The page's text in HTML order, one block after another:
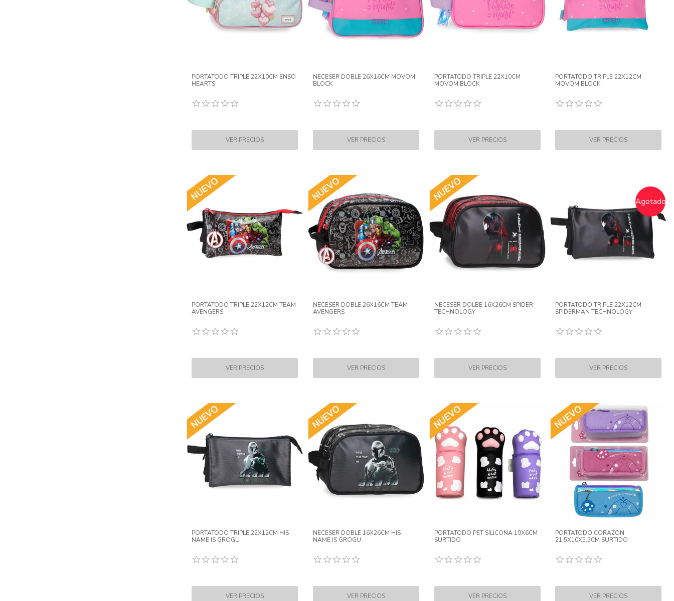
PORTATODO TRIPLE 22X10CM ENSO
HEARTS
NECESER DOBLE 26X16CM MOVOM
BLOCK
PORTATODO TRIPLE 22X10CM
MOVOM BLOCK
PORTATODO TRIPLE 22X12CM
MOVOM BLOCK
PORTATODO TRIPLE 22X12CM TEAM
AVENGERS
NECESER DOBLE 26X16CM TEAM
AVENGERS
NECESER DOLBE 16X26CM SPIDER
TECHNOLOGY
Agotado
PORTATODO TRIPLE 22X12CM
SPIDERMAN TECHNOLOGY
PORTATODO TRIPLE 22X12CM HIS
NAME IS GROGU
NECESER DOBLE 16X26CM HIS
NAME IS GROGU
PORTATODO PET SILICONA 19X6CM
SURTIDO
PORTATODO CORAZON
21,5X10X5,5CM SURTIDO